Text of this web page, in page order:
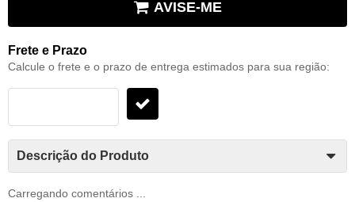
AVISE-ME
Frete e Prazo
Calcule o frete e o prazo de entrega estimados para sua região:
Descrição do Produto
Carregando comentários ...